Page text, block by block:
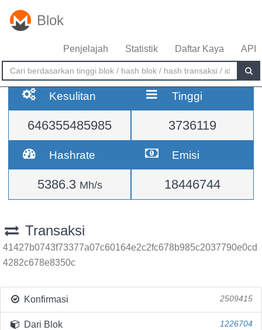
Blok
Penjelajah Statistik Daftar Kaya API
Kesulitan
646355485985
Tinggi
3736119
Hashrate
5386.3 Mh/s
Emisi
18446744
Transaksi
41427b0743f73377a07c60164e2c2fc678b985c2037790e0cd
4282c678e8350c
Konfirmasi 2509415
Dari Blok 1226704